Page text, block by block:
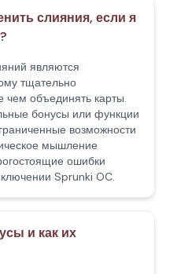
слияния, если я
являются
тщательно
чем объединять карты.
бонусы или функции
возможности
мышление
ошибки
Sprunki OC.
и как их